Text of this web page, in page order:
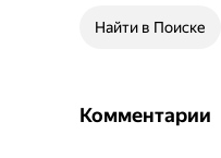
Найти в Поиске
Комментарии